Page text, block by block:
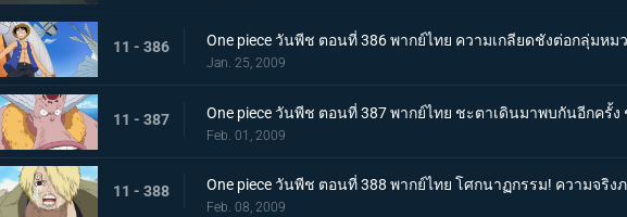
11 - 386 One piece วันพีช ตอนที่ 386 พากย์ไทย ความเกลียดชังต่อกลุ่มห
Jan. 25, 2009
11 - 387 One piece วันพีช ตอนที่ 387 พากย์ไทย ชะตาเดินมาพบกันอีกครั้ง
Feb. 01, 2009
11 - 388 One piece วันพีช ตอนที่ 388 พากย์ไทย โศกนาฏกรรม! ความจริง
Feb. 08, 2009